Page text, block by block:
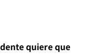
quiere que